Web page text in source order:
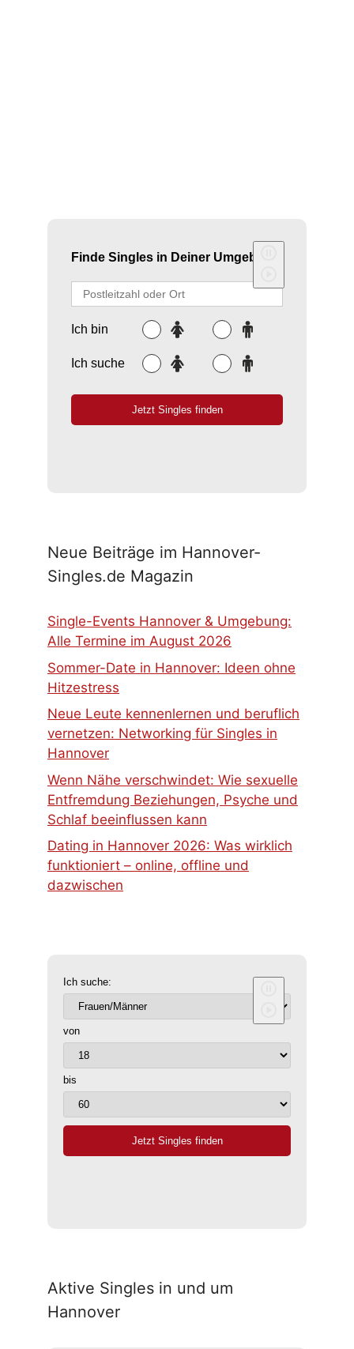
Neue Beiträge im Hannover-
Singles.de Magazin
Single-Events Hannover & Umgebung:
Alle Termine im August 2026
Sommer-Date in Hannover: Ideen ohne
Hitzestress
Neue Leute kennenlernen und beruflich
vernetzen: Networking für Singles in
Hannover
Wenn Nähe verschwindet: Wie sexuelle
Entfremdung Beziehungen, Psyche und
Schlaf beeinflussen kann
Dating in Hannover 2026: Was wirklich
funktioniert – online, offline und
dazwischen
Aktive Singles in und um
Hannover